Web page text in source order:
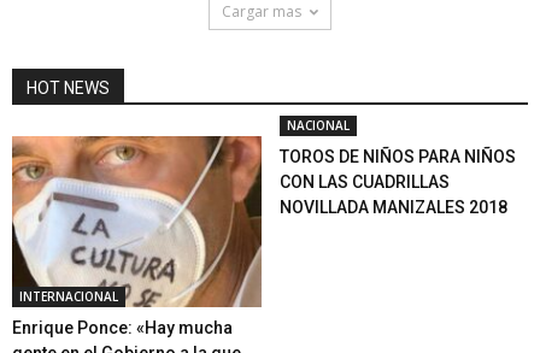
Cargar mas
HOT NEWS
INTERNACIONAL
Enrique Ponce: «Hay mucha
NACIONAL
TOROS DE NIÑOS PARA NIÑOS
CON LAS CUADRILLAS
NOVILLADA MANIZALES 2018